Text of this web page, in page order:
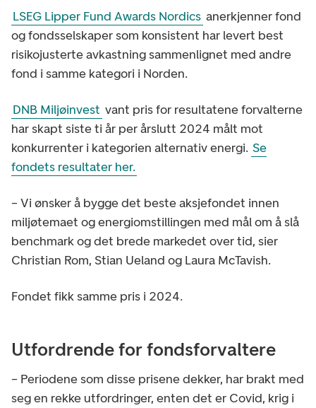
LSEG Lipper Fund Awards Nordics anerkjenner fond
og fondsselskaper som konsistent har levert best
risikojusterte avkastning sammenlignet med andre
fond i samme kategori i Norden.
DNB Miljøinvest vant pris for resultatene forvalterne
har skapt siste ti år per årslutt 2024 målt mot
konkurrenter i kategorien alternativ energi. Se
fondets resultater her.
– Vi ønsker å bygge det beste aksjefondet innen
miljøtemaet og energiomstillingen med mål om å slå
benchmark og det brede markedet over tid, sier
Christian Rom, Stian Ueland og Laura McTavish.
Fondet fikk samme pris i 2024.
Utfordrende for fondsforvaltere
– Periodene som disse prisene dekker, har brakt med
seg en rekke utfordringer, enten det er Covid, krig i